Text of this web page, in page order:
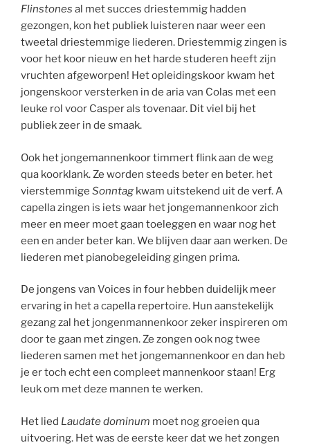
Flinstones al met succes driestemmig hadden
gezongen, kon het publiek luisteren naar weer een
tweetal driestemmige liederen. Driestemmig zingen is
voor het koor nieuw en het harde studeren heeft zijn
vruchten afgeworpen! Het opleidingskoor kwam het
jongenskoor versterken in de aria van Colas met een
leuke rol voor Casper als tovenaar. Dit viel bij het
publiek zeer in de smaak.
Ook het jongemannenkoor timmert flink aan de weg
qua koorklank. Ze worden steeds beter en beter. het
vierstemmige Sonntag kwam uitstekend uit de verf. A
capella zingen is iets waar het jongemannenkoor zich
meer en meer moet gaan toeleggen en waar nog het
een en ander beter kan. We blijven daar aan werken. De
liederen met pianobegeleiding gingen prima.
De jongens van Voices in four hebben duidelijk meer
ervaring in het a capella repertoire. Hun aanstekelijk
gezang zal het jongenmannenkoor zeker inspireren om
door te gaan met zingen. Ze zongen ook nog twee
liederen samen met het jongemannenkoor en dan heb
je er toch echt een compleet mannenkoor staan! Erg
leuk om met deze mannen te werken.
Het lied Laudate dominum moet nog groeien qua
uitvoering. Het was de eerste keer dat we het zongen